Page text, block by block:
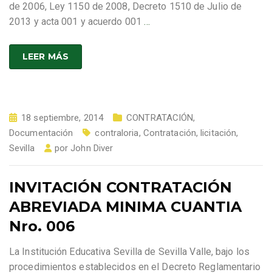
de 2006, Ley 1150 de 2008, Decreto 1510 de Julio de
2013 y acta 001 y acuerdo 001…
LEER MÁS
18 septiembre, 2014 CONTRATACIÓN,
Documentación
contraloria, Contratación, licitación,
Sevilla
porJohn Diver
INVITACIÓN CONTRATACIÓN
ABREVIADA MINIMA CUANTIA
Nro. 006
La Institución Educativa Sevilla de Sevilla Valle, bajo los
procedimientos establecidos en el Decreto Reglamentario